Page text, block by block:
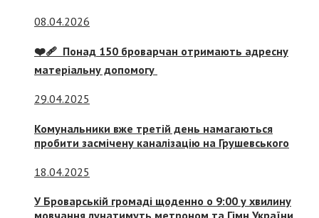
08.04.2026
❤️‍🩹 Понад 150 броварчан отримають адресну
матеріальну допомогу
29.04.2025
Комунальники вже третій день намагаються
пробити засмічену каналізацію на Грушевського
18.04.2025
У Броварській громаді щоденно о 9:00 у хвилину